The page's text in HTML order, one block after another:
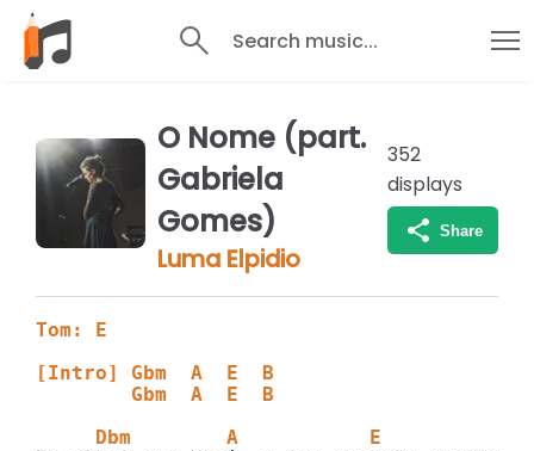
Search music...
O Nome (part.
Gabriela
Gomes)
Luma Elpidio
352
displays
Share
Tom: E
[Intro] Gbm  A  E  B
        Gbm  A  E  B
     Dbm        A           E